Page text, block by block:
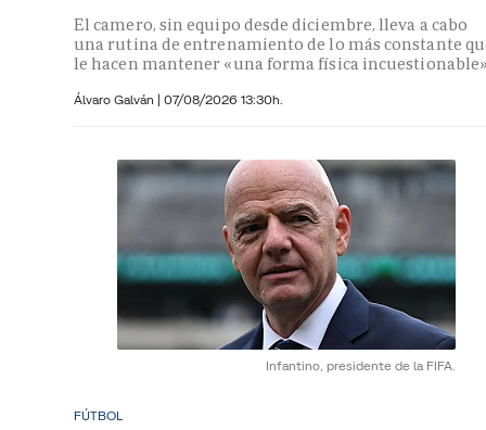
El camero, sin equipo desde diciembre, lleva a cabo
una rutina de entrenamiento de lo más constante
le hacen mantener «una forma física
Álvaro Galván | 07/08/2026 13:30h.
Infantino, presidente de la FIFA.
FÚTBOL